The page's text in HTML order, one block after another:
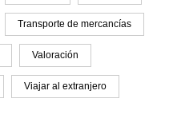
Transporte de mercancías
Valoración
Viajar al extranjero